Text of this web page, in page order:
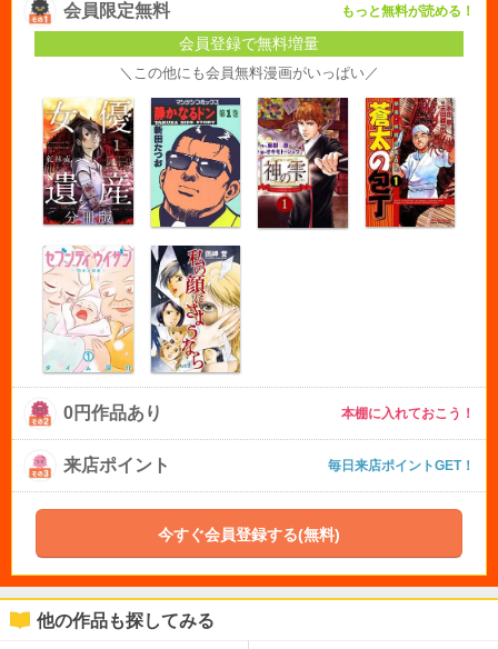
会員限定無料 もっと無料が読める！
会員登録で無料増量
＼この他にも会員無料漫画がいっぱい／
0円作品あり 本棚に入れておこう！
来店ポイント 毎日来店ポイントGET！
今すぐ会員登録する(無料)
他の作品も探してみる